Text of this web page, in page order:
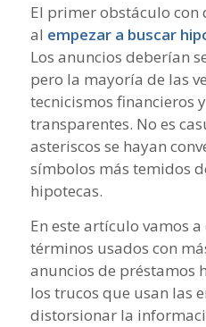
El primer obstáculo con
al empezar a buscar
Los anuncios deberían
pero la mayoría de las
tecnicismos financieros
transparentes. No es
asteriscos se hayan
símbolos más temidos
hipotecas.
En este artículo vamos
términos usados con
anuncios de préstamos
los trucos que usan las
distorsionar la